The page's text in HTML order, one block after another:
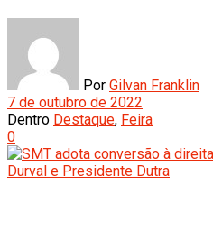
Por Gilvan Franklin
7 de outubro de 2022
Dentro Destaque, Feira
0